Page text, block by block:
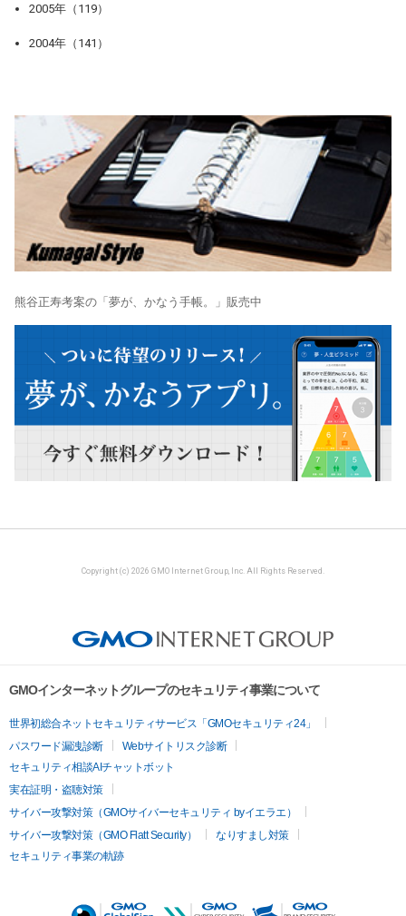
2005年（119）
2004年（141）
熊谷正寿考案の「夢が、かなう手帳。」販売中
Copyright (c) 2026 GMO Internet Group, Inc. All Rights Reserved.
GMOインターネットグループのセキュリティ事業について
世界初総合ネットセキュリティサービス「GMOセキュリティ24」
パスワード漏洩診断
Webサイトリスク診断
セキュリティ相談AIチャットボット
実在証明・盗聴対策
サイバー攻撃対策（GMOサイバーセキュリティ byイエラエ）
サイバー攻撃対策（GMO Flatt Security）
なりすまし対策
セキュリティ事業の軌跡